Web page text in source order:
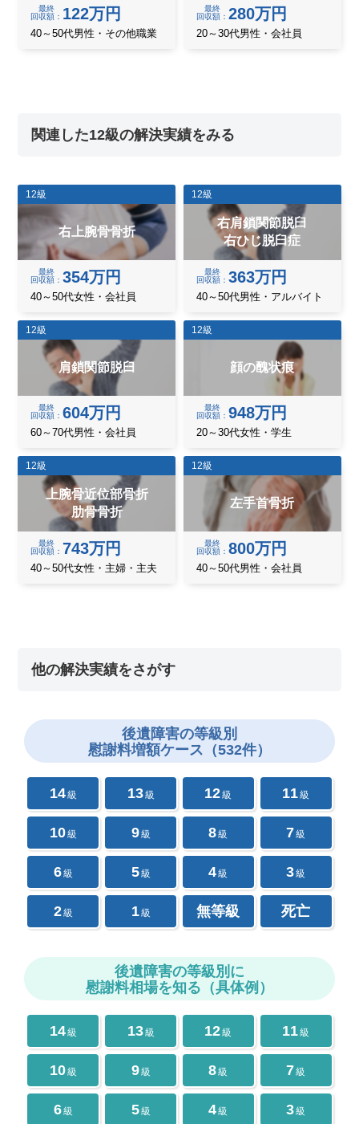
最終
回収額
122万円
40～50代男性・その他職業
最終
回収額
280万円
20～30代男性・会社員
関連した12級の解決実績をみる
12級
右上腕骨骨折
最終
回収額
354万円
40～50代女性・会社員
12級
右肩鎖関節脱臼
右ひじ脱臼症
最終
回収額
363万円
40～50代男性・アルバイト
12級
肩鎖関節脱臼
最終
回収額
604万円
60～70代男性・会社員
12級
顔の醜状痕
最終
回収額
948万円
20～30代女性・学生
12級
上腕骨近位部骨折
肋骨骨折
最終
回収額
743万円
40～50代女性・主婦・主夫
12級
左手首骨折
最終
回収額
800万円
40～50代男性・会社員
他の解決実績をさがす
後遺障害の等級別
慰謝料増額ケース（532件）
14級 13級 12級 11級
10級 9級 8級 7級
6級 5級 4級 3級
2級 1級 無等級 死亡
後遺障害の等級別に
慰謝料相場を知る（具体例）
14級 13級 12級 11級
10級 9級 8級 7級
6級 5級 4級 3級